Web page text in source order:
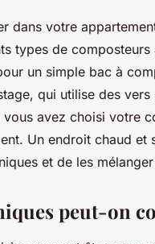
dans votre
types de
un simple bac à
qui utilise des
avez choisi votre
Un endroit chaud et
et de les
peut-on